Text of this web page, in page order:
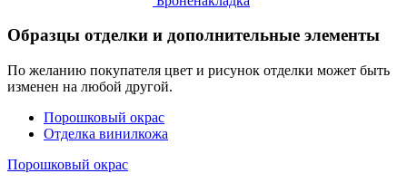
Образцы отделки и дополнительные элементы
По желанию покупателя цвет и рисунок отделки может быть
изменен на любой другой.
Порошковый окрас
Отделка винилкожа
Порошковый окрас